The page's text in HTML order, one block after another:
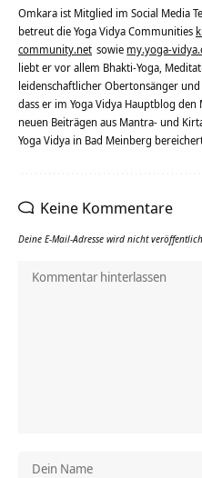
Omkara ist Mitglied im Social Media
betreut die Yoga Vidya Communities
community.net sowie my.yoga-
liebt er vor allem Bhakti-Yoga,
leidenschaftlicher Obertonsänger
dass er im Yoga Vidya Hauptblog
neuen Beiträgen aus Mantra- und
Yoga Vidya in Bad Meinberg
Keine Kommentare
Deine E-Mail-Adresse wird nicht